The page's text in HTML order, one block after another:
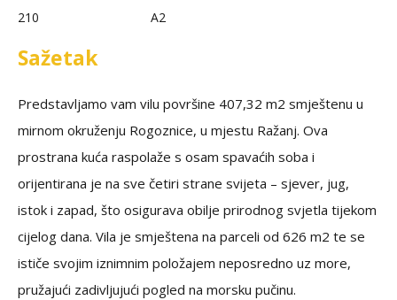
210 A2
Sažetak
Predstavljamo vam vilu površine 407,32 m2 smještenu u
mirnom okruženju Rogoznice, u mjestu Ražanj. Ova
prostrana kuća raspolaže s osam spavaćih soba i
orijentirana je na sve četiri strane svijeta – sjever, jug,
istok i zapad, što osigurava obilje prirodnog svjetla tijekom
cijelog dana. Vila je smještena na parceli od 626 m2 te se
ističe svojim iznimnim položajem neposredno uz more,
pružajući zadivljujući pogled na morsku pučinu.